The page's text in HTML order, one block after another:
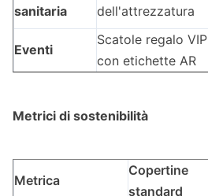
sanitaria
dell'attrezzatura
Eventi
Scatole regalo VIP
con etichette AR
Metrici di sostenibilità
Metrica
Copertine
standard